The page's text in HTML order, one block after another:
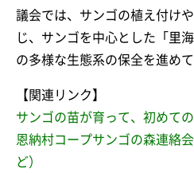
議会では、サンゴの植え付け
じ、サンゴを中心とした「里
の多様な生態系の保全を進め
【関連リンク】
サンゴの苗が育って、初めて
恩納村コープサンゴの森連絡
ど）